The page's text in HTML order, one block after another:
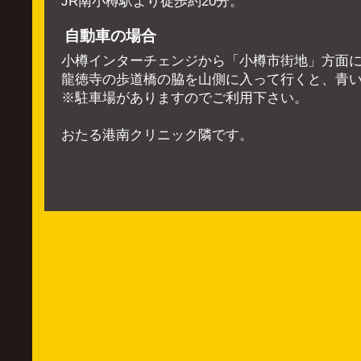
自動車の場合
小樽インターチェンジから「小樽市街地」方面
龍徳寺の歩道橋の脇を山側に入って行くと、青
※駐車場がありますのでご利用下さい。
おたる港南クリニック隣です。